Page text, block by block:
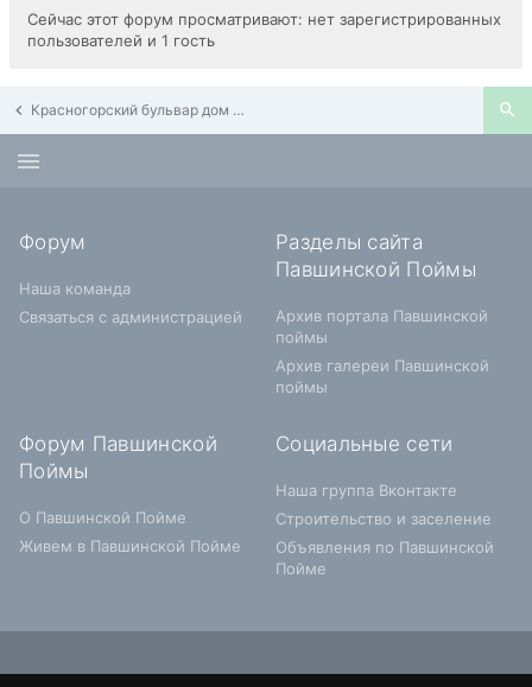
Сейчас этот форум просматривают: нет зарегистрированных
пользователей и 1 гость
Красногорский бульвар дом 5, дом 7, дом 9
Форум
Наша команда
Связаться с администрацией
Разделы сайта
Павшинской Поймы
Архив портала Павшинской
поймы
Архив галереи Павшинской
поймы
Форум Павшинской
Поймы
О Павшинской Пойме
Живем в Павшинской Пойме
Социальные сети
Наша группа Вконтакте
Строительство и заселение
Объявления по Павшинской
Пойме